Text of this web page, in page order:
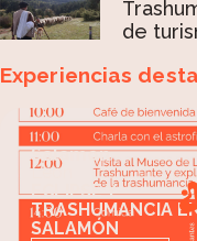
de
Experiencias
Salamón
León
ECLIPSE Y
TRASHUMANCIA
SALAMÓN